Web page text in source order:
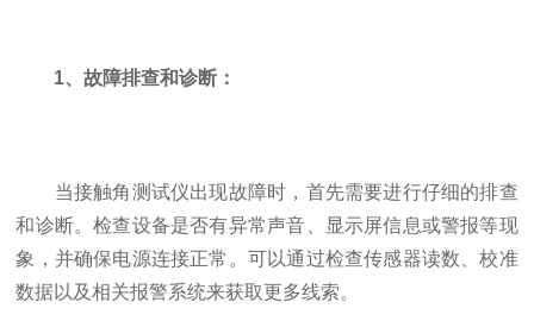
1、故障排查和诊断：
当接触角测试仪出现故障时，首先需要进行仔细的排查
和诊断。检查设备是否有异常声音、显示屏信息或警报等现
象，并确保电源连接正常。可以通过检查传感器读数、校准
数据以及相关报警系统来获取更多线索。